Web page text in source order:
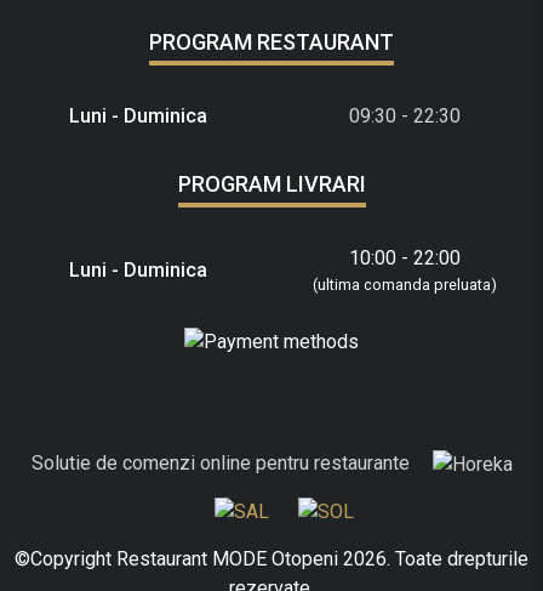
PROGRAM RESTAURANT
Luni - Duminica 09:30 - 22:30
PROGRAM LIVRARI
Luni - Duminica 10:00 - 22:00
(ultima comanda preluata)
Solutie de comenzi online pentru restaurante
©Copyright Restaurant MODE Otopeni 2026. Toate drepturile